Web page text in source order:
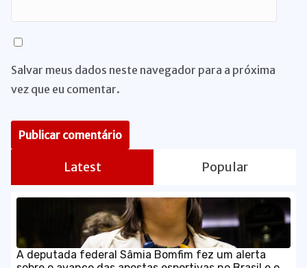
Salvar meus dados neste navegador para a próxima
vez que eu comentar.
Latest Popular
A deputada federal Sâmia Bomfim fez um alerta